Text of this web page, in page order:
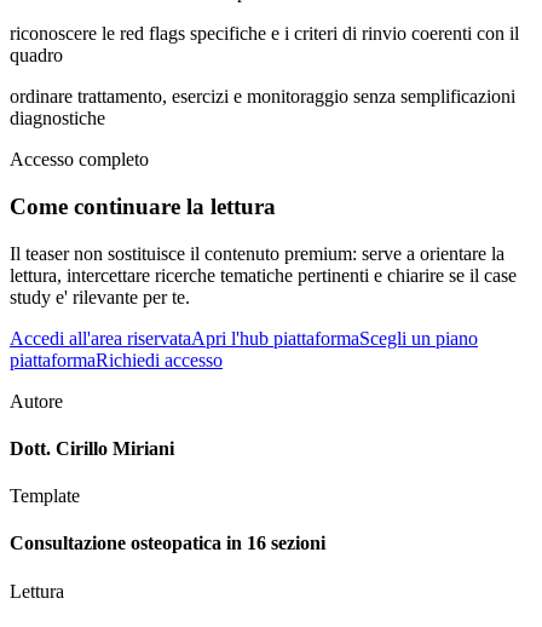
riconoscere le red flags specifiche e i criteri di rinvio coerenti con il
quadro
ordinare trattamento, esercizi e monitoraggio senza semplificazioni
diagnostiche
Accesso completo
Come continuare la lettura
Il teaser non sostituisce il contenuto premium: serve a orientare la
lettura, intercettare ricerche tematiche pertinenti e chiarire se il case
study e' rilevante per te.
Accedi all'area riservataApri l'hub piattaformaScegli un piano
piattaformaRichiedi accesso
Autore
Dott. Cirillo Miriani
Template
Consultazione osteopatica in 16 sezioni
Lettura